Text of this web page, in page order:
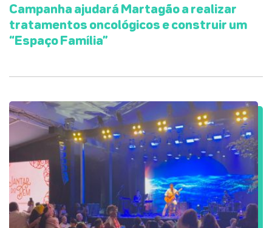
Campanha ajudará Martagão a realizar
tratamentos oncológicos e construir um
“Espaço Família”